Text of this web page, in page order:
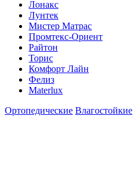
Лонакс
Лунтек
Мистер Матрас
Промтекс-Ориент
Райтон
Торис
Комфорт Лайн
Фелиз
Materlux
Ортопедические Влагостойкие